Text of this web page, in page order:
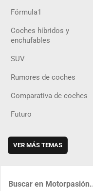
Fórmula1
Coches híbridos y
enchufables
SUV
Rumores de coches
Comparativa de coches
Futuro
VER MÁS TEMAS